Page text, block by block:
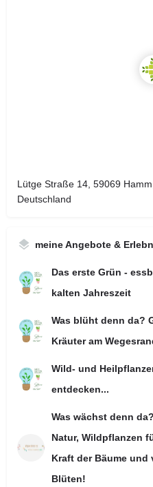
Lütge Straße 14, 59069 Hamm,
Deutschland
meine Angebote &
Das erste Grün -
kalten Jahreszeit
Was blüht denn da?
Kräuter am
Wild- und
entdecken...
Was wächst denn
Natur, Wildpflanzen
Kraft der Bäume
Blüten!